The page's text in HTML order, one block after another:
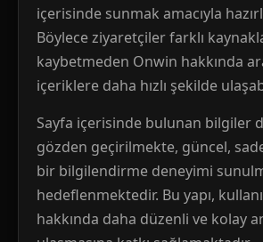
içerisinde sunmak amacıyla
Böylece ziyaretçiler farklı
kaybetmeden Onwin hakkında
içeriklere daha hızlı şekilde
Sayfa içerisinde bulunan bilgiler
gözden geçirilmekte, güncel,
bir bilgilendirme deneyimi
hedeflenmektedir. Bu yapı,
hakkında daha düzenli ve kolay